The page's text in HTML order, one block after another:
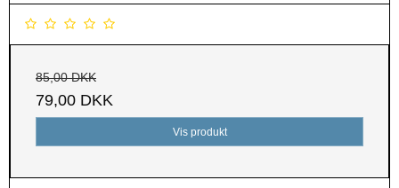
85,00 DKK
79,00 DKK
Vis produkt